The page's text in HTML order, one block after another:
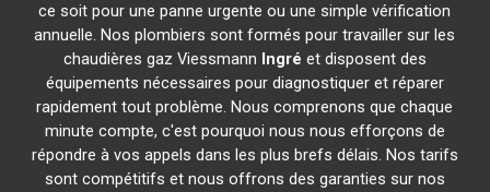
ce soit pour une panne urgente ou une simple vérification
annuelle. Nos plombiers sont formés pour travailler sur les
chaudières gaz Viessmann Ingré et disposent des
équipements nécessaires pour diagnostiquer et réparer
rapidement tout problème. Nous comprenons que chaque
minute compte, c'est pourquoi nous nous efforçons de
répondre à vos appels dans les plus brefs délais. Nos tarifs
sont compétitifs et nous offrons des garanties sur nos